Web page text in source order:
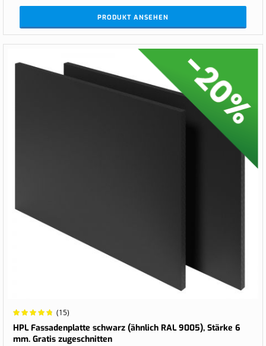
PRODUKT ANSEHEN
Wertung:
98.6667%
(15)
HPL Fassadenplatte schwarz (ähnlich RAL 9005), Stärke 6
mm. Gratis zugeschnitten